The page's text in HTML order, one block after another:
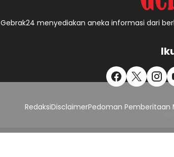
Gebrak24 menyediakan aneka informasi dari
RedaksiDisclaimerPedoman Pemberitaan